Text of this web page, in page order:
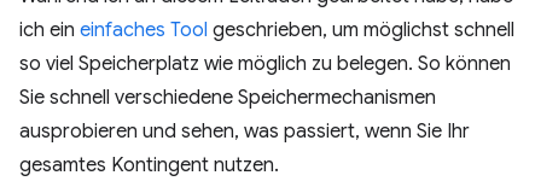
ich ein einfaches Tool geschrieben, um möglichst schnell
so viel Speicherplatz wie möglich zu belegen. So können
Sie schnell verschiedene Speichermechanismen
ausprobieren und sehen, was passiert, wenn Sie Ihr
gesamtes Kontingent nutzen.